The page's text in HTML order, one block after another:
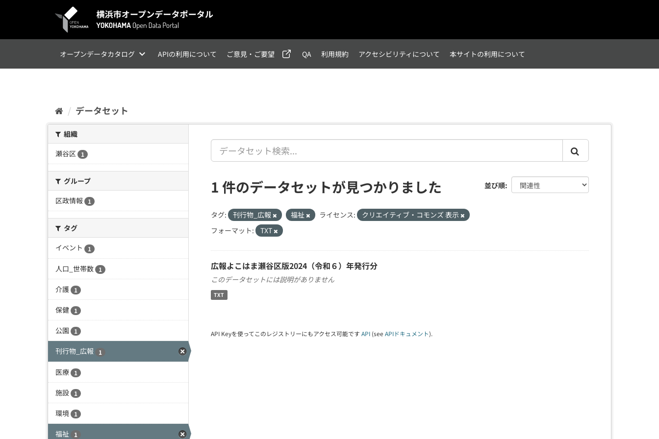
オープンデータカタログ APIの利用について ご意見・ご要望 QA 利用規約 アクセシビリティについて 本サイトの利用について
データセット
組織
瀬谷区
1
グループ
区政情報
1
タグ
イベント
1
人口_世帯数 1
介護 1
保健 1
公園 1
刊行物_広報 1
医療 1
施設 1
環境 1
福祉 1
並び順
1 件のデータセットが見つかりました
タグ: 刊行物_広報 福祉 ライセンス:
クリエイティブ・コモンズ 表示
フォーマット:
TXT
広報よこはま瀬谷区版2024（令和６）年発行分
このデータセットには説明がありません
TXT
API Keyを使ってこのレジストリーにもアクセス可能です API (see APIドキュメント).